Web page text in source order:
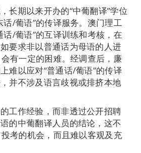
长期以来开办的“中葡翻译”学位
/葡语”的传译服务。澳门理工
/葡语”的互译训练和考核，在
要求非以普通话为母语的人进
有一定的困难。经调查后，廉
难以应对“普通话/葡语”的传译
并不涉及语言歧视或排挤本地
工作经验，而非透过公开招聘
的中葡翻译人员的结论，这不
考的机会，而且难以客观及充